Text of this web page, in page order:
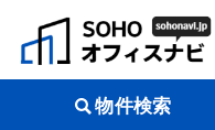
物件検索